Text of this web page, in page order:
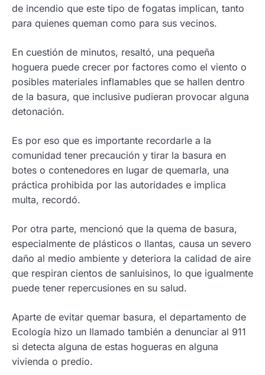
de incendio que este tipo de fogatas implican, tanto
para quienes queman como para sus vecinos.
En cuestión de minutos, resaltó, una pequeña
hoguera puede crecer por factores como el viento o
posibles materiales inflamables que se hallen dentro
de la basura, que inclusive pudieran provocar alguna
detonación.
Es por eso que es importante recordarle a la
comunidad tener precaución y tirar la basura en
botes o contenedores en lugar de quemarla, una
práctica prohibida por las autoridades e implica
multa, recordó.
Por otra parte, mencionó que la quema de basura,
especialmente de plásticos o llantas, causa un severo
daño al medio ambiente y deteriora la calidad de aire
que respiran cientos de sanluisinos, lo que igualmente
puede tener repercusiones en su salud.
Aparte de evitar quemar basura, el departamento de
Ecología hizo un llamado también a denunciar al 911
si detecta alguna de estas hogueras en alguna
vivienda o predio.